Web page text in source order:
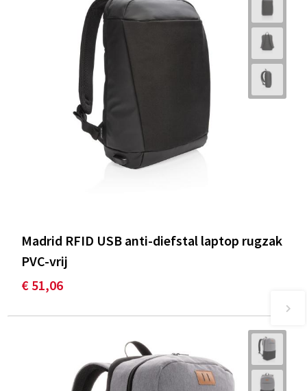
Madrid RFID USB anti-diefstal laptop rugzak
PVC-vrij
€ 51,06